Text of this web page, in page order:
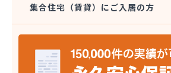
(株)エネサンス関東 東京事業所
(株)エネワークス相模
(株)ガスデン
(株)カナエル
(株)カナジュウ・コーポレーション
集合住宅（賃貸）にご入居の方